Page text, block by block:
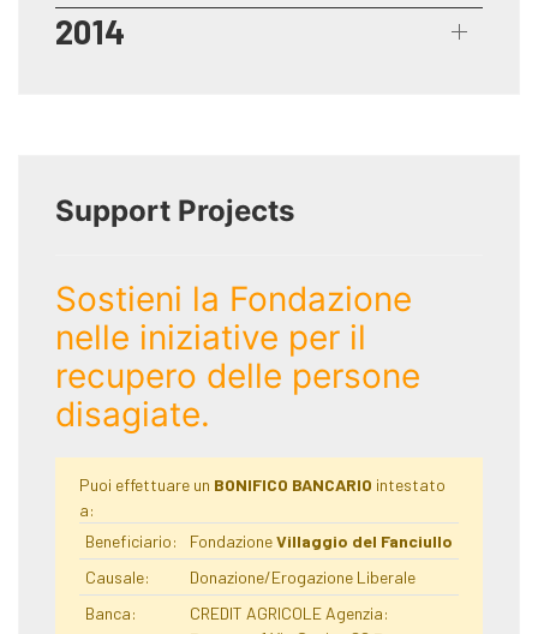
2014
Support Projects
Sostieni la Fondazione
nelle iniziative per il
recupero delle persone
disagiate.
Puoi effettuare un BONIFICO BANCARIO intestato
a:
Beneficiario:
FondazioneVillaggio del Fanciullo
Causale:
Donazione/Erogazione Liberale
Banca:
CREDIT AGRICOLE Agenzia: